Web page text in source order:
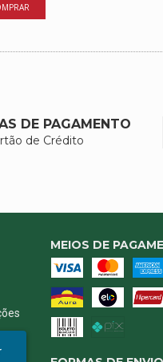
DE PAGAMENTO
de Crédito
MEIOS DE